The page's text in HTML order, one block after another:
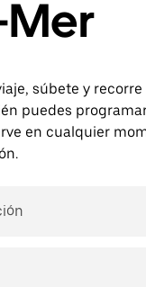
súbete y recorre
puedes
en cualquier